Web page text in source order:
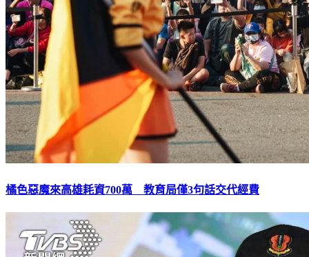
橘色惡魔來高雄耗資700萬 教育局僅3句話交代經費